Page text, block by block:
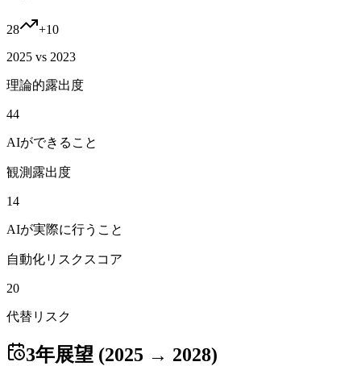
28 +10
2025 vs 2023
理論的露出度
44
AIができること
観測露出度
14
AIが実際に行うこと
自動化リスクスコア
20
代替リスク
3年展望 (2025 → 2028)